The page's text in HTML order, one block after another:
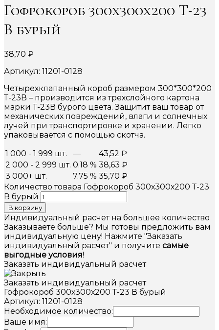
Гофрокороб 300х300х200 Т-23
В бурый
38,70 ₽
Артикул: 11201-0128
Четырехклапанный короб размером 300*300*200
Т-23В – производится из трехслойного картона
марки Т-23В бурого цвета. Защитит ваш товар от
механических повреждений, влаги и солнечных
лучей при транспортировке и хранении. Легко
упаковывается с помощью скотча.
1 000 - 1 999 шт.
— 43,52 ₽
2 000 - 2 999 шт. 0.18 % 38,63 ₽
3 000+ шт.
7.75 % 35,70 ₽
Количество товара Гофрокороб 300х300х200 Т-23
В бурый
В корзину
Индивидуальный расчет на большее количество
Заказываете больше? Мы готовы предложить вам
индивидуальную цену! Нажмите "Заказать
индивидуальный расчет" и получите самые
выгодные условия!
Заказать индивидуальный расчет
Заказать индивидуальный расчет
Гофрокороб 300х300х200 Т-23 В бурый
Артикул: 11201-0128
Необходимое количество:
Ваше имя: